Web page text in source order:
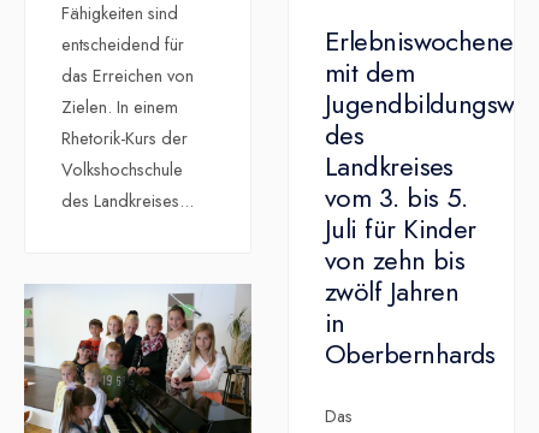
Fähigkeiten sind
entscheidend für
das Erreichen von
Zielen. In einem
Rhetorik-Kurs der
Volkshochschule
des Landkreises...
mit dem
des
Landkreises
vom 3. bis 5.
Juli für Kinder
von zehn bis
zwölf Jahren
in
Oberbernhards
Das